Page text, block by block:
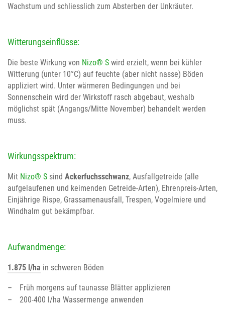
Wachstum und schliesslich zum Absterben der Unkräuter.
Witterungseinflüsse:
Die beste Wirkung von Nizo® S wird erzielt, wenn bei kühler
Witterung (unter 10°C) auf feuchte (aber nicht nasse) Böden
appliziert wird. Unter wärmeren Bedingungen und bei
Sonnenschein wird der Wirkstoff rasch abgebaut, weshalb
möglichst spät (Angangs/Mitte November) behandelt werden
muss.
Wirkungsspektrum:
Mit Nizo® S sind Ackerfuchsschwanz, Ausfallgetreide (alle
aufgelaufenen und keimenden Getreide-Arten), Ehrenpreis-Arten,
Einjährige Rispe, Grassamenausfall, Trespen, Vogelmiere und
Windhalm gut bekämpfbar.
Aufwandmenge:
1.875 l/ha in schweren Böden
Früh morgens auf taunasse Blätter applizieren
200-400 l/ha Wassermenge anwenden